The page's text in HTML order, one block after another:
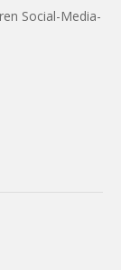
Social-Media-